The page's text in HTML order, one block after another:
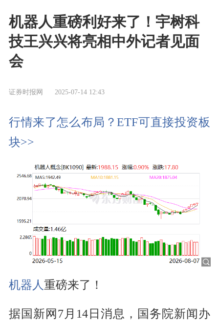
机器人重磅利好来了！宇树科
技王兴兴将亮相中外记者见面
会
证券时报网 2025-07-14 12:43
行情来了怎么布局？ETF可直接投资板
块>>
机器人重磅来了！
据国新网7月14日消息，国务院新闻办